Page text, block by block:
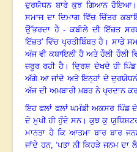
ਦੁਰਯੋਧਨ ਬਾਰੇ ਕੁਝ ਗਿਆਨ ਹੋਇਆ।
ਸਮਾਜ ਦਾ ਦਿਮਾਗ ਵਿੱਚ ਚਿੱਤਰ
ਉੱਭਰਦਾ ਹੈ - ਕਬੀਲੇ ਦੀ ਇੱਜ਼ਤ
ਇੱਜ਼ਤ’ ਵਿੱਚ ਪ੍ਰਤੀਬਿੰਬਤ ਹੈ । ਸਾਡੇ
ਅੱਜ ਵੀ ਕਬਾਇਲੀ ਹੈ ਅਤੇ ਹੌਲੀ ਹੌਲੀ
ਜ਼ਰੂਰ ਰਹੀ ਹੈ।ਦ੍ਰਿਸ਼ ਦੇਖਦੇ ਹੀ
ਅੱਗੇ ਆ ਜਾਂਦੇ ਅਤੇ ਇਨ੍ਹਾਂ ਦੇ ਦੁਰਯੋਧਨੀ
ਅੱਜ ਦੀ ਅਖ਼ਬਾਰੀ ਖ਼ਬਰ ਨੇ ਪ੍ਰਦਾਨ
ਇਹ ਫਲਾਂ ਫਲਾਂ ਘਮੰਡੀ ਅਕਸਰ ਪਿੰਡ ਦੇ
ਦੇ ਮੁਖੀ ਹੀ ਹੁੰਦੇ ਸਨ।ਕੁਝ ਕੁ
ਮਾਨਤਾ ਹੈ ਕਿ ਆਤਮਾ ਬਾਰ ਬਾਰ
ਜਾਂਦੇ ਹਨ, ‘ਪਤਾ ਨੀ ਕਿਹੜੇ ਜਨਮ ਦਾ